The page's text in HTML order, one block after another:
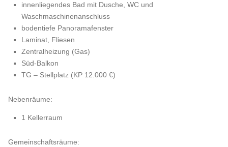
innenliegendes Bad mit Dusche, WC und
Waschmaschinenanschluss
bodentiefe Panoramafenster
Laminat, Fliesen
Zentralheizung (Gas)
Süd-Balkon
TG – Stellplatz (KP 12.000 €)
Nebenräume:
1 Kellerraum
Gemeinschaftsräume: